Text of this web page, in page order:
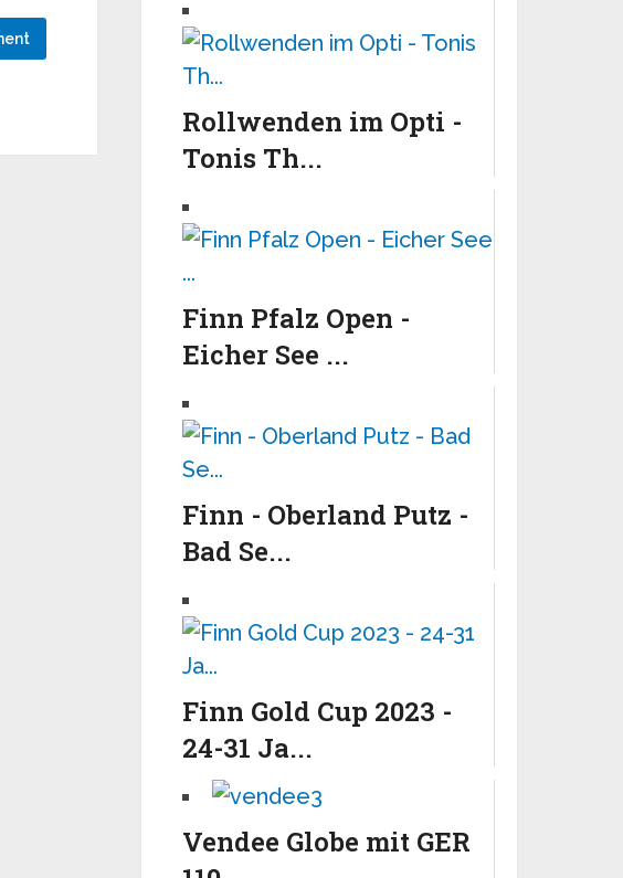
Rollwenden im Opti -
Tonis Th...
Finn Pfalz Open -
Eicher See ...
Finn - Oberland Putz -
Bad Se...
Finn Gold Cup 2023 -
24-31 Ja...
Vendee Globe mit GER